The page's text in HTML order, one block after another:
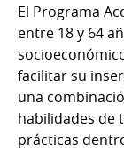
El Programa
entre 18 y 64
facilitar su
una
habilidades de
prácticas